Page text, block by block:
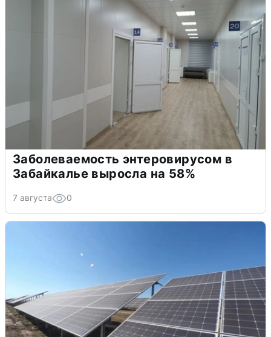
Заболеваемость энтеровирусом в
Забайкалье выросла на 58%
7 августа 0